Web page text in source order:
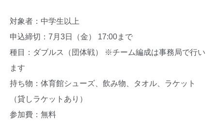
対象者：中学生以上
申込締切：7月3日（金） 17:00まで
種目：ダブルス（団体戦） ※チーム編成は事務局で行い
ます
持ち物：体育館シューズ、飲み物、タオル、ラケット
（貸しラケットあり）
参加費：無料